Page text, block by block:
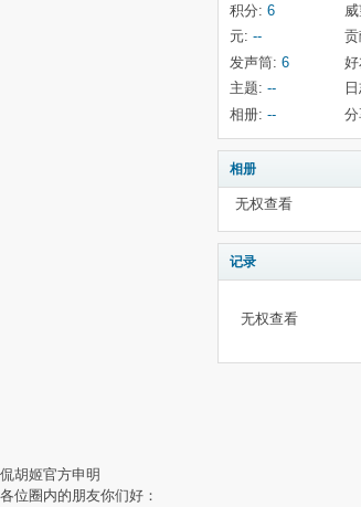
积分: 6
元: --
发声筒: 6
主题: --
相册: --
相册
无权查看
记录
无权查看
侃胡姬官方申明
各位圈内的朋友你们好：